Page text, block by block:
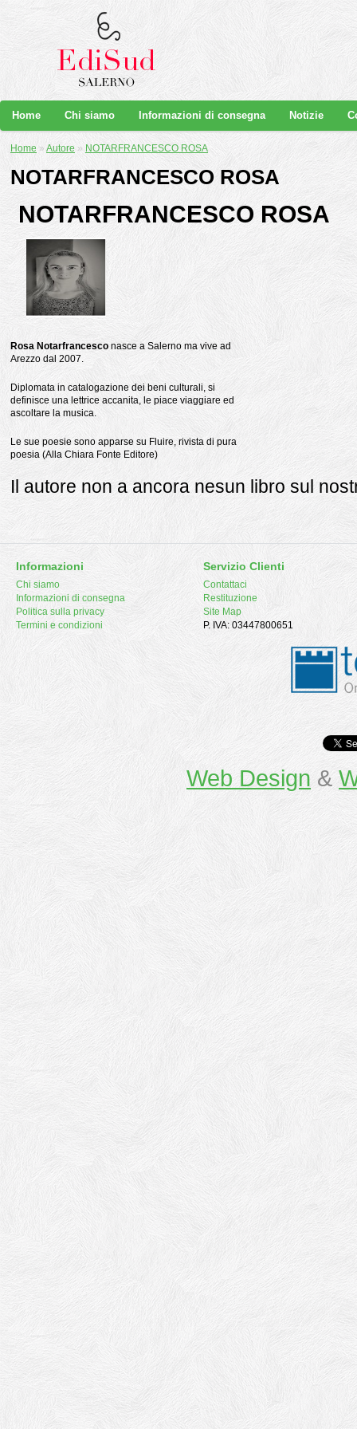
Home Chi siamo Informazioni di consegna Notizie
Home » Autore » NOTARFRANCESCO ROSA
NOTARFRANCESCO ROSA
NOTARFRANCESCO ROSA
Rosa Notarfrancesco nasce a Salerno ma vive ad
Arezzo dal 2007.
Diplomata in catalogazione dei beni culturali, si
definisce una lettrice accanita, le piace viaggiare ed
ascoltare la musica.
Le sue poesie sono apparse su Fluire, rivista di pura
poesia (Alla Chiara Fonte Editore)
Il autore non a ancora nesun libro sul
Informazioni
Chi siamo
Informazioni di consegna
Politica sulla privacy
Termini e condizioni
Servizio Clienti
Contattaci
Restituzione
Site Map
P. IVA: 03447800651
Web Design &